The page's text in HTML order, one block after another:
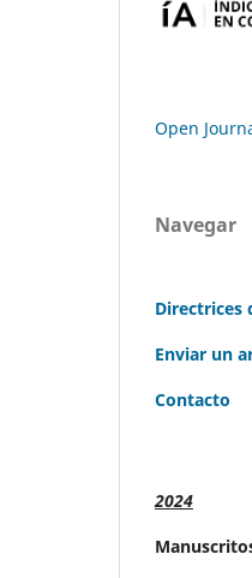
Open
Navegar
Directrices
Enviar un
Contacto
2024